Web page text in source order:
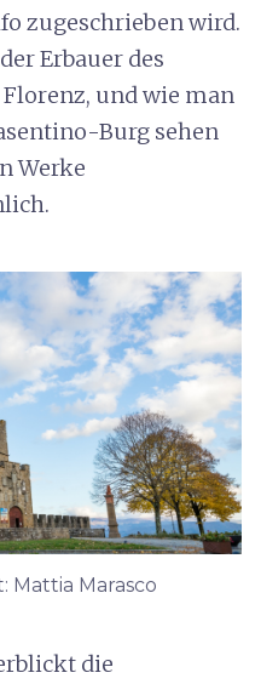
zugeschrieben wird.
Erbauer des
und wie man
Burg sehen
Werke
Mattia Marasco
die